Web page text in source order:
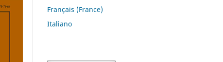
Français (France)
Italiano